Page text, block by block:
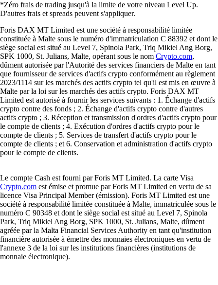
*Zéro frais de trading jusqu'à la limite de votre niveau Level Up.
D'autres frais et spreads peuvent s'appliquer.
Foris DAX MT Limited est une société à responsabilité limitée
constituée à Malte sous le numéro d'immatriculation C 88392 et dont le
siège social est situé au Level 7, Spinola Park, Triq Mikiel Ang Borg,
SPK 1000, St. Julians, Malte, opérant sous le nom Crypto.com,
dûment autorisée par l'Autorité des services financiers de Malte en tant
que fournisseur de services d'actifs crypto conformément au règlement
2023/1114 sur les marchés des actifs crypto tel qu'il est mis en œuvre à
Malte par la loi sur les marchés des actifs crypto. Foris DAX MT
Limited est autorisé à fournir les services suivants : 1. Échange d'actifs
crypto contre des fonds ; 2. Échange d'actifs crypto contre d'autres
actifs crypto ; 3. Réception et transmission d'ordres d'actifs crypto pour
le compte de clients ; 4. Exécution d'ordres d'actifs crypto pour le
compte de clients ; 5. Services de transfert d'actifs crypto pour le
compte de clients ; et 6. Conservation et administration d'actifs crypto
pour le compte de clients.
Le compte Cash est fourni par Foris MT Limited. La carte Visa
Crypto.com est émise et promue par Foris MT Limited en vertu de sa
licence Visa Principal Member (émission). Foris MT Limited est une
société à responsabilité limitée constituée à Malte, immatriculée sous le
numéro C 90348 et dont le siège social est situé au Level 7, Spinola
Park, Triq Mikiel Ang Borg, SPK 1000, St. Julians, Malte, dûment
agréée par la Malta Financial Services Authority en tant qu'institution
financière autorisée à émettre des monnaies électroniques en vertu de
l'annexe 3 de la loi sur les institutions financières (institutions de
monnaie électronique).